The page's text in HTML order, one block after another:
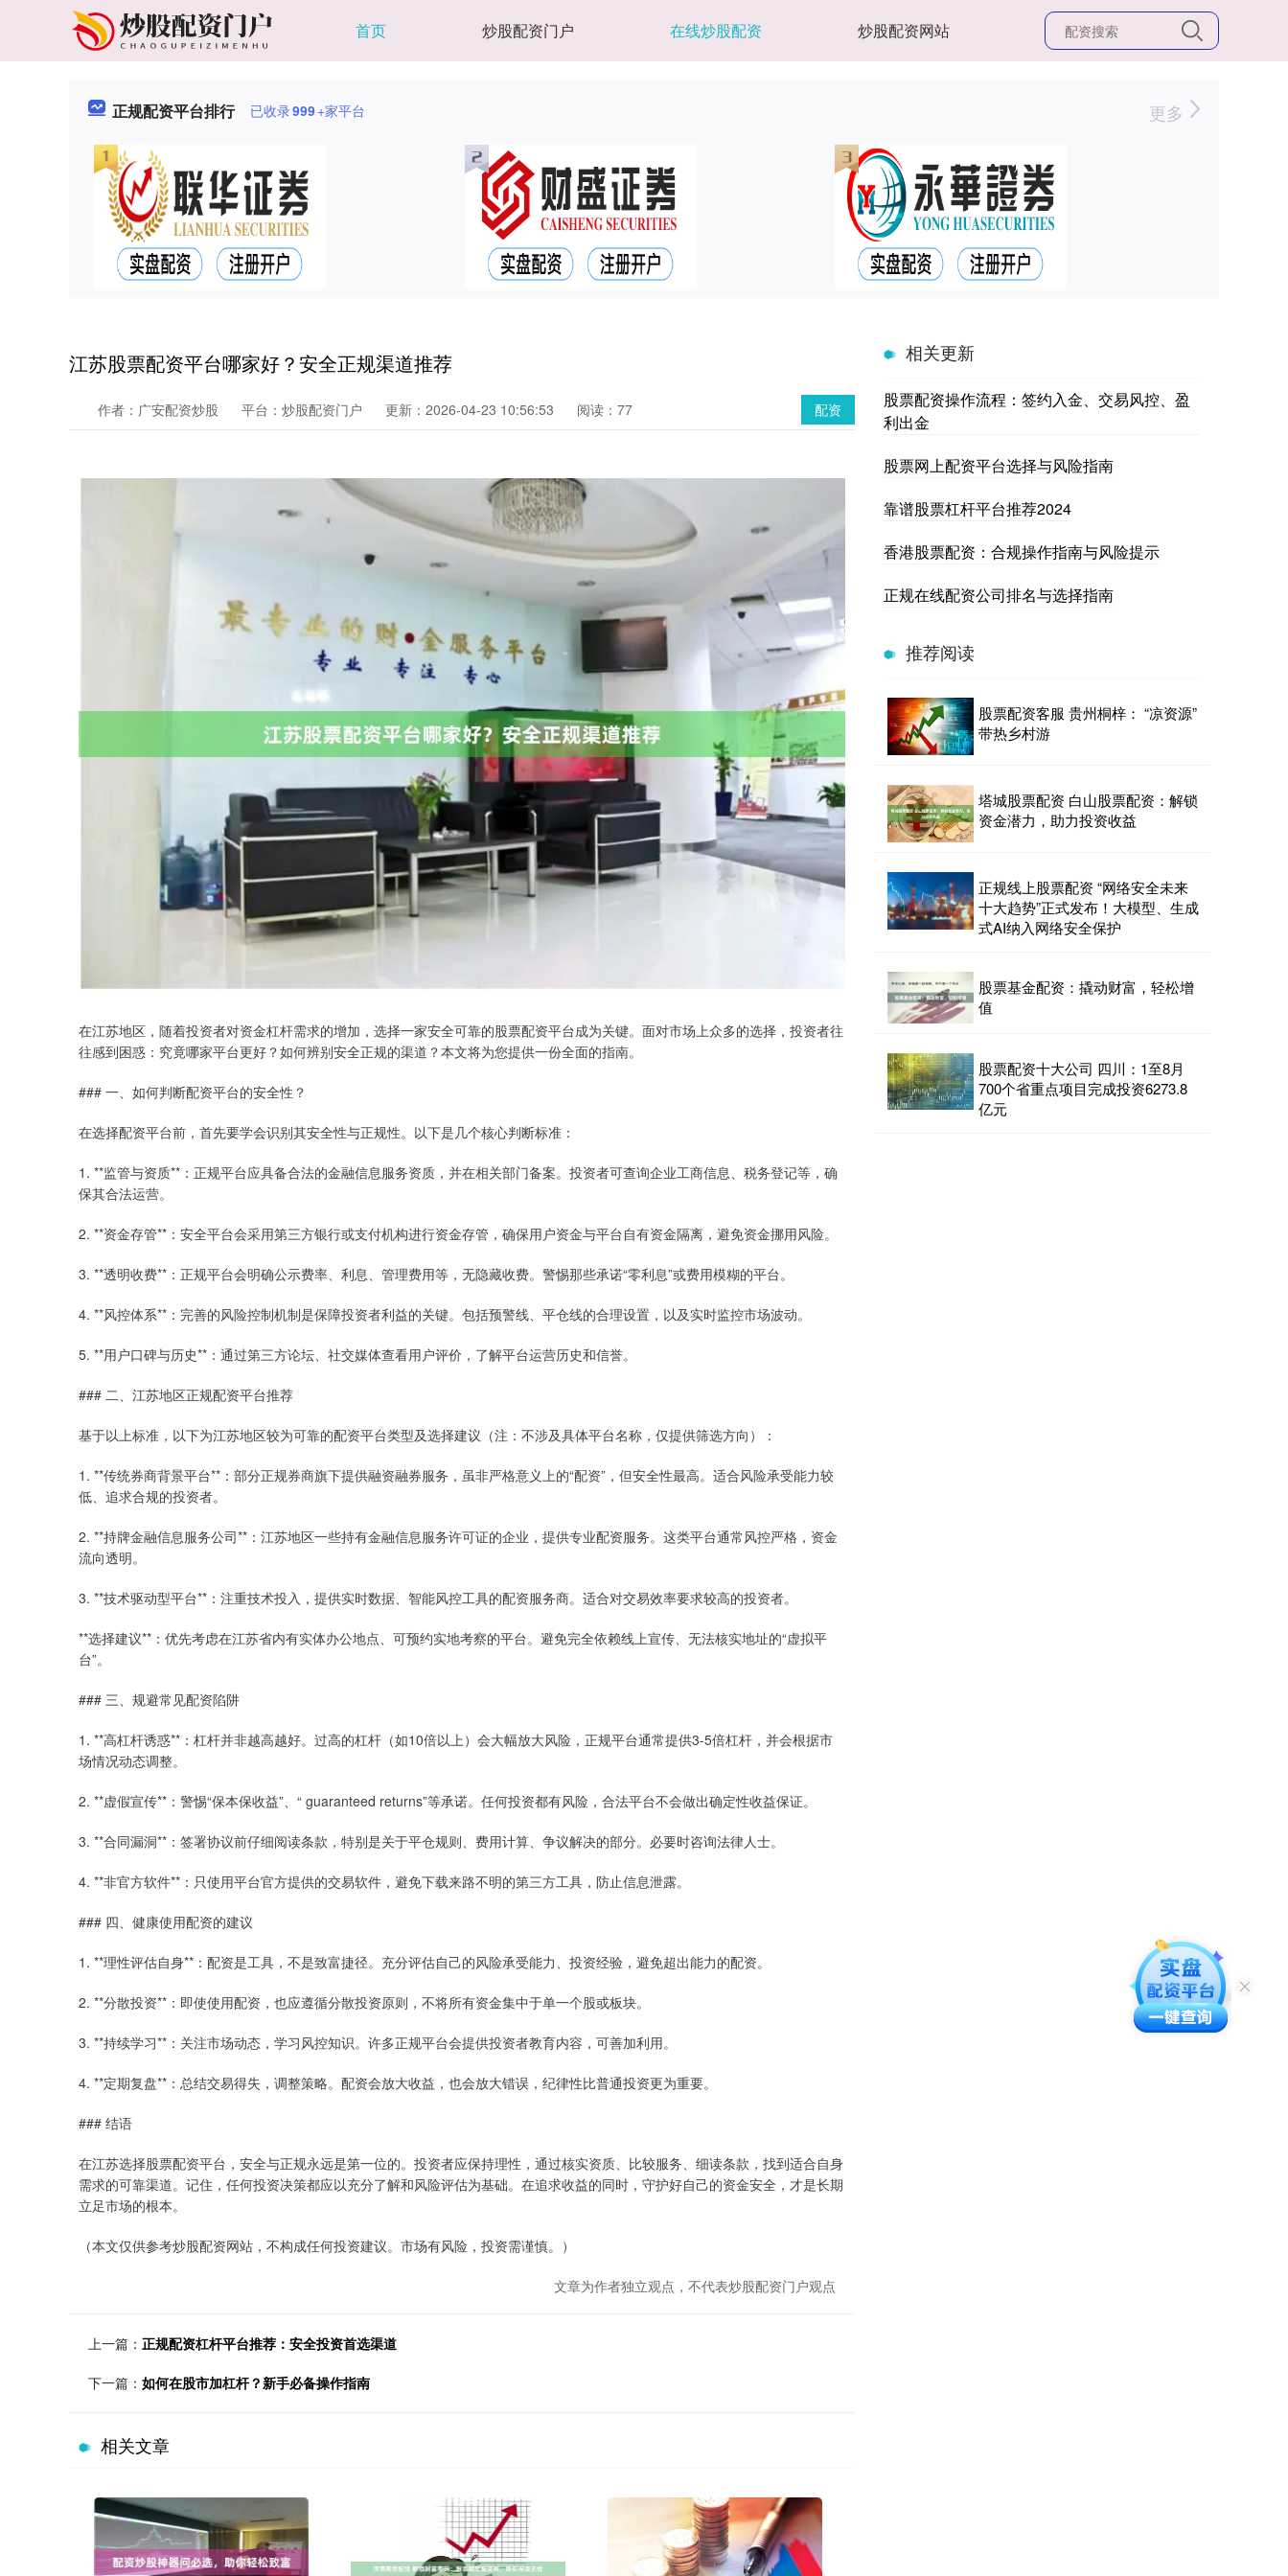
首页 炒股配资门户 在线炒股配资 炒股配资网站
正规配资平台排行 已收录999+家平台 更多
江苏股票配资平台哪家好？安全正规渠道推荐
配资
作者：广安配资炒股 平台：炒股配资门户 更新：2026-04-23 10:56:53 阅读：77
在江苏地区，随着投资者对资金杠杆需求的增加，选择一家安全可靠的股票配资平台成为关键。面对市场上众多的选择，投资者往
往感到困惑：究竟哪家平台更好？如何辨别安全正规的渠道？本文将为您提供一份全面的指南。
### 一、如何判断配资平台的安全性？
在选择配资平台前，首先要学会识别其安全性与正规性。以下是几个核心判断标准：
1. **监管与资质**：正规平台应具备合法的金融信息服务资质，并在相关部门备案。投资者可查询企业工商信息、税务登记等，确
保其合法运营。
2. **资金存管**：安全平台会采用第三方银行或支付机构进行资金存管，确保用户资金与平台自有资金隔离，避免资金挪用风险。
3. **透明收费**：正规平台会明确公示费率、利息、管理费用等，无隐藏收费。警惕那些承诺“零利息”或费用模糊的平台。
4. **风控体系**：完善的风险控制机制是保障投资者利益的关键。包括预警线、平仓线的合理设置，以及实时监控市场波动。
5. **用户口碑与历史**：通过第三方论坛、社交媒体查看用户评价，了解平台运营历史和信誉。
### 二、江苏地区正规配资平台推荐
基于以上标准，以下为江苏地区较为可靠的配资平台类型及选择建议（注：不涉及具体平台名称，仅提供筛选方向）：
1. **传统券商背景平台**：部分正规券商旗下提供融资融券服务，虽非严格意义上的“配资”，但安全性最高。适合风险承受能力较
低、追求合规的投资者。
2. **持牌金融信息服务公司**：江苏地区一些持有金融信息服务许可证的企业，提供专业配资服务。这类平台通常风控严格，资金
流向透明。
3. **技术驱动型平台**：注重技术投入，提供实时数据、智能风控工具的配资服务商。适合对交易效率要求较高的投资者。
**选择建议**：优先考虑在江苏省内有实体办公地点、可预约实地考察的平台。避免完全依赖线上宣传、无法核实地址的“虚拟平
台”。
### 三、规避常见配资陷阱
1. **高杠杆诱惑**：杠杆并非越高越好。过高的杠杆（如10倍以上）会大幅放大风险，正规平台通常提供3-5倍杠杆，并会根据市
场情况动态调整。
2. **虚假宣传**：警惕“保本保收益”、“ guaranteed returns”等承诺。任何投资都有风险，合法平台不会做出确定性收益保证。
3. **合同漏洞**：签署协议前仔细阅读条款，特别是关于平仓规则、费用计算、争议解决的部分。必要时咨询法律人士。
4. **非官方软件**：只使用平台官方提供的交易软件，避免下载来路不明的第三方工具，防止信息泄露。
### 四、健康使用配资的建议
1. **理性评估自身**：配资是工具，不是致富捷径。充分评估自己的风险承受能力、投资经验，避免超出能力的配资。
2. **分散投资**：即使使用配资，也应遵循分散投资原则，不将所有资金集中于单一个股或板块。
3. **持续学习**：关注市场动态，学习风控知识。许多正规平台会提供投资者教育内容，可善加利用。
4. **定期复盘**：总结交易得失，调整策略。配资会放大收益，也会放大错误，纪律性比普通投资更为重要。
### 结语
在江苏选择股票配资平台，安全与正规永远是第一位的。投资者应保持理性，通过核实资质、比较服务、细读条款，找到适合自身
需求的可靠渠道。记住，任何投资决策都应以充分了解和风险评估为基础。在追求收益的同时，守护好自己的资金安全，才是长期
立足市场的根本。
（本文仅供参考炒股配资网站，不构成任何投资建议。市场有风险，投资需谨慎。）
文章为作者独立观点，不代表炒股配资门户观点
上一篇： 正规配资杠杆平台推荐：安全投资首选渠道
下一篇： 如何在股市加杠杆？新手必备操作指南
相关文章
相关更新
股票配资操作流程：签约入金、交易风控、盈
利出金
股票网上配资平台选择与风险指南
靠谱股票杠杆平台推荐2024
香港股票配资：合规操作指南与风险提示
正规在线配资公司排名与选择指南
推荐阅读
股票配资客服 贵州桐梓： “凉资源”
带热乡村游
塔城股票配资 白山股票配资：解锁
资金潜力，助力投资收益
正规线上股票配资 “网络安全未来
十大趋势”正式发布！大模型、生成
式AI纳入网络安全保护
股票基金配资：撬动财富，轻松增
值
股票配资十大公司 四川：1至8月
700个省重点项目完成投资6273.8
亿元